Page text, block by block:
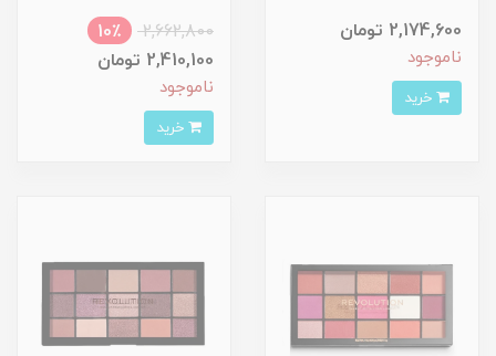
2,174,600 تومان
ناموجود
2,662,800
10٪
2,410,100 تومان
ناموجود